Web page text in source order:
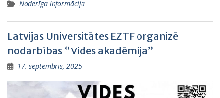
Noderīga informācija
Latvijas Universitātes EZTF organizē
nodarbības “Vides akadēmija”
17. septembris, 2025